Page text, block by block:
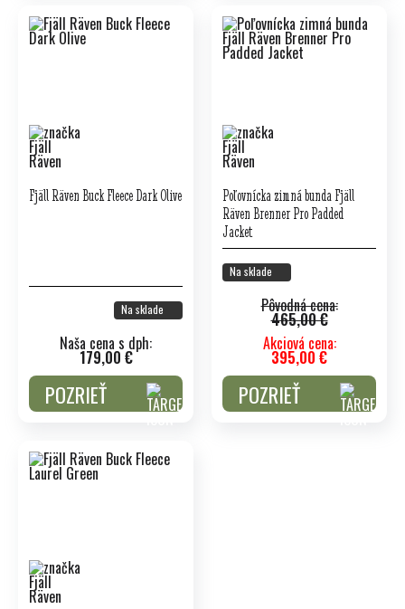
Fjäll Räven Buck Fleece Dark Olive
Na sklade
Naša cena s dph:
179,00 €
POZRIEŤ
Poľovnícka zimná bunda Fjäll
Räven Brenner Pro Padded
Jacket
Na sklade
Pôvodná cena:
465,00 €
Akciová cena:
395,00 €
POZRIEŤ